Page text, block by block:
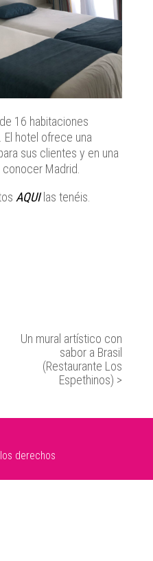
16 habitaciones
El hotel ofrece una
sus clientes y en una
conocer Madrid.
AQUIlas tenéis.
Un mural artístico con
sabor a Brasil
(Restaurante Los
Espethinos) >
derechos